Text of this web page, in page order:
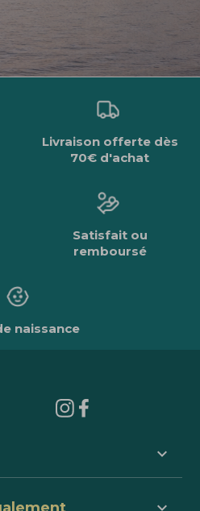
Livraison offerte dès
70€ d'achat
Satisfait ou
remboursé
naissance
keyboard_arrow_down